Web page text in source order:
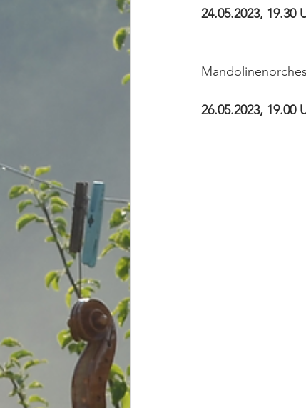
24.05.2023, 19.30
26.05.2023, 19.00